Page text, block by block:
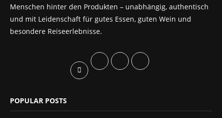
Menschen hinter den Produkten – unabhängig, authentisch
und mit Leidenschaft für gutes Essen, guten Wein und
besondere Reiseerlebnisse.
POPULAR POSTS